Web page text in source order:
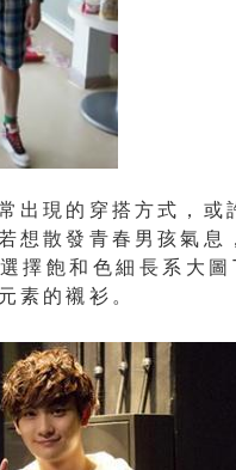
出現的穿搭方式，或
想散發青春男孩氣息
擇飽和色細長系大圖
素的襯衫。